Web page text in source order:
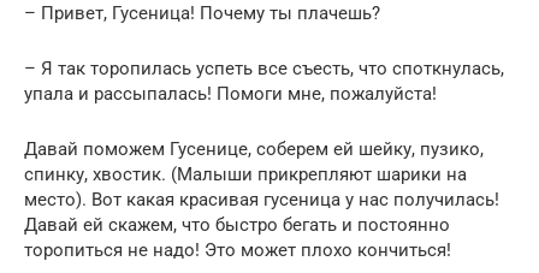
– Привет, Гусеница! Почему ты плачешь?
– Я так торопилась успеть все съесть, что споткнулась,
упала и рассыпалась! Помоги мне, пожалуйста!
Давай поможем Гусенице, соберем ей шейку, пузико,
спинку, хвостик. (Малыши прикрепляют шарики на
место). Вот какая красивая гусеница у нас получилась!
Давай ей скажем, что быстро бегать и постоянно
торопиться не надо! Это может плохо кончиться!